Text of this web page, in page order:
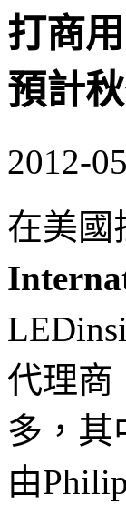
打商
預計
2012-
在美國
代理商
多，其
由